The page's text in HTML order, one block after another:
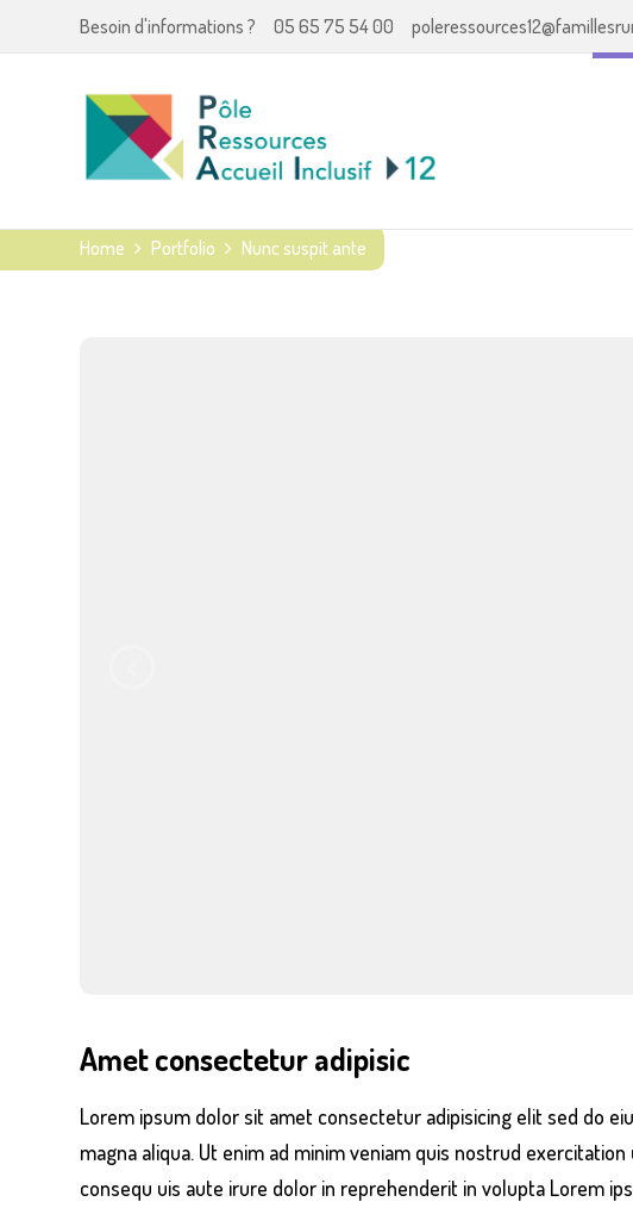
Besoin d'informations ? 05 65 75 54 00
Home Portfolio Nunc suspit ante
Amet consectetur adipisic
Lorem ipsum dolor sit amet consectetur adipisicing elit sed do
magna aliqua. Ut enim ad minim veniam quis nostrud
consequ uis aute irure dolor in reprehenderit in volupta Lorem